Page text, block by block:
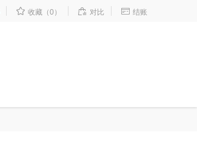
 收藏（0）  对比  结账